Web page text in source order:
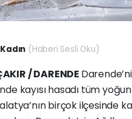
Kadın (Haberi Sesli Oku)
/ DARENDE
kayısı hasadı tüm
birçok ilçesinde